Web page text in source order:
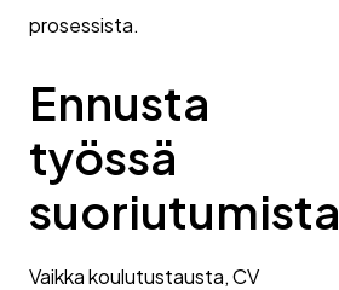
prosessista.
Ennusta
työssä
suoriutumista
Vaikka koulutustausta, CV